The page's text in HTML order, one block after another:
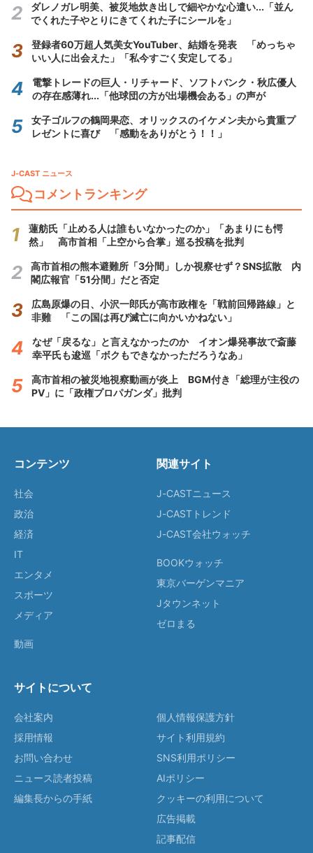
ダレノガレ明美、被災地炊き出しで細やかな心遣い...「並ん
でくれた子やとりにきてくれた子にシールを」
登録者60万超人気美女YouTuber、結婚を発表 「めっちゃ
いい人に出会えた」「私今すごく安定してる」
電撃トレードの巨人・リチャード、ソフトバンク・秋広優人
の存在感薄れ...「他球団の方が出場機会ある」の声が
女子ゴルフの鶴岡果恋、オリックスのイケメン夫から貴重プ
レゼントに喜び 「感動をありがとう！！」
J-CAST ニュース
コメントランキング
蓮舫氏「止める人は誰もいなかったのか」「あまりにも愕
然」 高市首相「上空から合掌」巡る投稿を批判
高市首相の熊本避難所「3分間」しか視察せず？SNS拡散 内
閣広報官「51分間」だと否定
広島原爆の日、小沢一郎氏が高市政権を「戦前回帰路線」と
非難 「この国は再び滅亡に向かいかねない」
なぜ「戻るな」と言えなかったのか イオン爆発事故で斎藤
幸平氏も逡巡「ボクもできなかっただろうなあ」
高市首相の被災地視察動画が炎上 BGM付き「総理が主役の
PV」に「政権プロパガンダ」批判
コンテンツ
社会
政治
経済
IT
エンタメ
スポーツ
メディア
動画
関連サイト
J-CASTニュース
J-CASTトレンド
J-CAST会社ウォッチ
BOOKウォッチ
東京バーゲンマニア
Jタウンネット
ゼロまる
サイトについて
会社案内
採用情報
お問い合わせ
ニュース読者投稿
編集長からの手紙
個人情報保護方針
サイト利用規約
SNS利用ポリシー
AIポリシー
クッキーの利用について
広告掲載
記事配信